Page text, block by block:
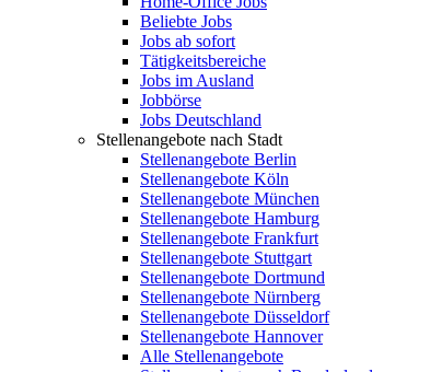
Beliebte Jobs
Jobs ab sofort
Tätigkeitsbereiche
Jobs im Ausland
Jobbörse
Jobs Deutschland
Stellenangebote nach Stadt
Stellenangebote Berlin
Stellenangebote Köln
Stellenangebote München
Stellenangebote Hamburg
Stellenangebote Frankfurt
Stellenangebote Stuttgart
Stellenangebote Dortmund
Stellenangebote Nürnberg
Stellenangebote Düsseldorf
Stellenangebote Hannover
Alle Stellenangebote